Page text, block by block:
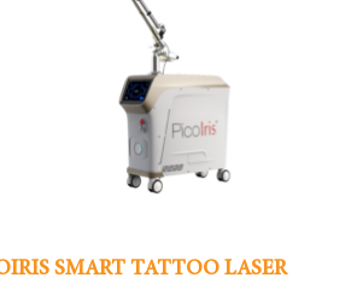
SMART TATTOO LASER